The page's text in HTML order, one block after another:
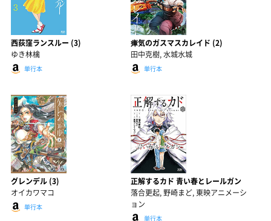
西荻窪ランスルー (3)
ゆき林檎
単行本
瘴気のガスマスカレイド (2)
田中克樹, 水城水城
単行本
グレンデル (3)
オイカワマコ
単行本
正解するカド 青い春とレールガン
落合更起, 野崎まど, 東映アニメーシ
ョン
単行本